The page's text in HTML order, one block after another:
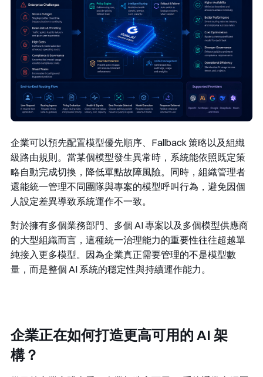
企業可以預先配置模型優先順序、Fallback 策略以及組織
級路由規則。當某個模型發生異常時，系統能依照既定策
略自動完成切換，降低單點故障風險。同時，組織管理者
還能統一管理不同團隊與專案的模型呼叫行為，避免因個
人設定差異導致系統運作不一致。
對於擁有多個業務部門、多個 AI 專案以及多個模型供應商
的大型組織而言，這種統一治理能力的重要性往往超越單
純接入更多模型。因為企業真正需要管理的不是模型數
量，而是整個 AI 系統的穩定性與持續運作能力。
企業正在如何打造更高可用的 AI 架
構？